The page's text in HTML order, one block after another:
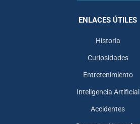
ENLACES ÚTILES
Historia
Curiosidades
Entretenimiento
Inteligencia Artificial
Accidentes